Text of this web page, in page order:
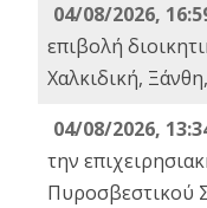
04/08/2026,
επιβολή
Χαλκιδική,
04/08/2026,
την
Πυροσβεστικού